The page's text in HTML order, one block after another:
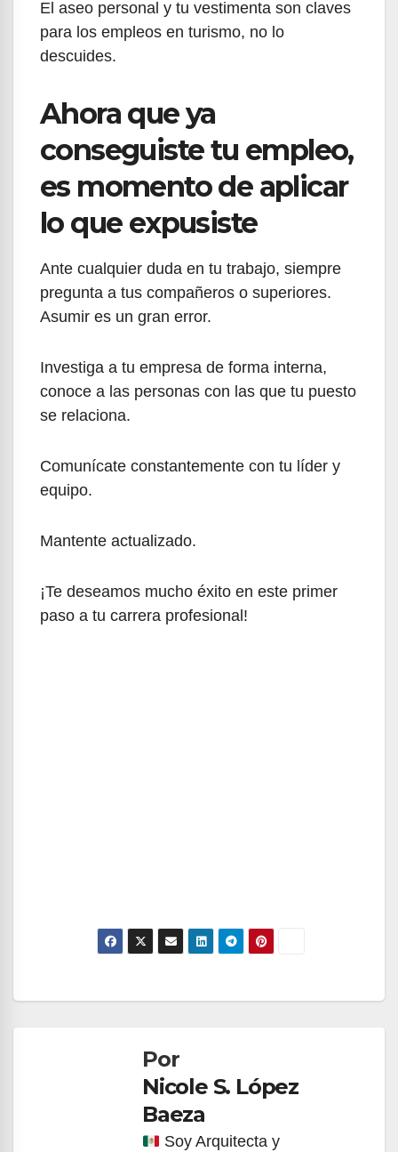
El aseo personal y tu vestimenta son claves
para los empleos en turismo, no lo
descuides.
Ahora que ya
conseguiste tu empleo,
es momento de aplicar
lo que expusiste
Ante cualquier duda en tu trabajo, siempre
pregunta a tus compañeros o superiores.
Asumir es un gran error.
Investiga a tu empresa de forma interna,
conoce a las personas con las que tu puesto
se relaciona.
Comunícate constantemente con tu líder y
equipo.
Mantente actualizado.
¡Te deseamos mucho éxito en este primer
paso a tu carrera profesional!
Navegación
entradasPor
Nicole S. López
Baeza
Soy Arquitecta y